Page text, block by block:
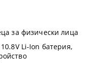
за физически лица
Li-Ion батерия,